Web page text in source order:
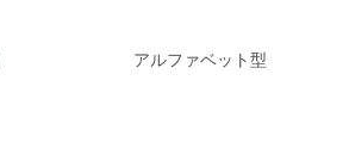
アルファベット型